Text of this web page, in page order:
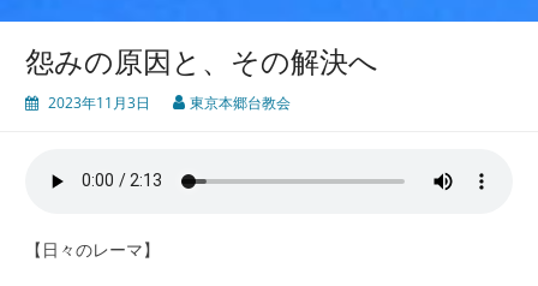
怨みの原因と、その解決へ
2023年11月3日 東京本郷台教会
【日々のレーマ】